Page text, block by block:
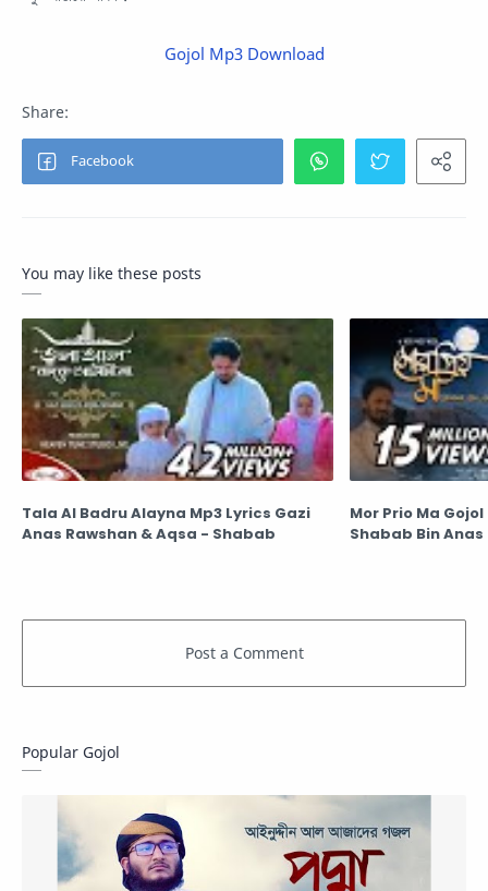
Gojol Mp3 Download
You may like these posts
Tala Al Badru Alayna Mp3 Lyrics Gazi
‍‍Anas Rawshan & Aqsa - Shabab
Mor Prio Ma Gojol (ও
Shabab Bin Anas
Popular Gojol